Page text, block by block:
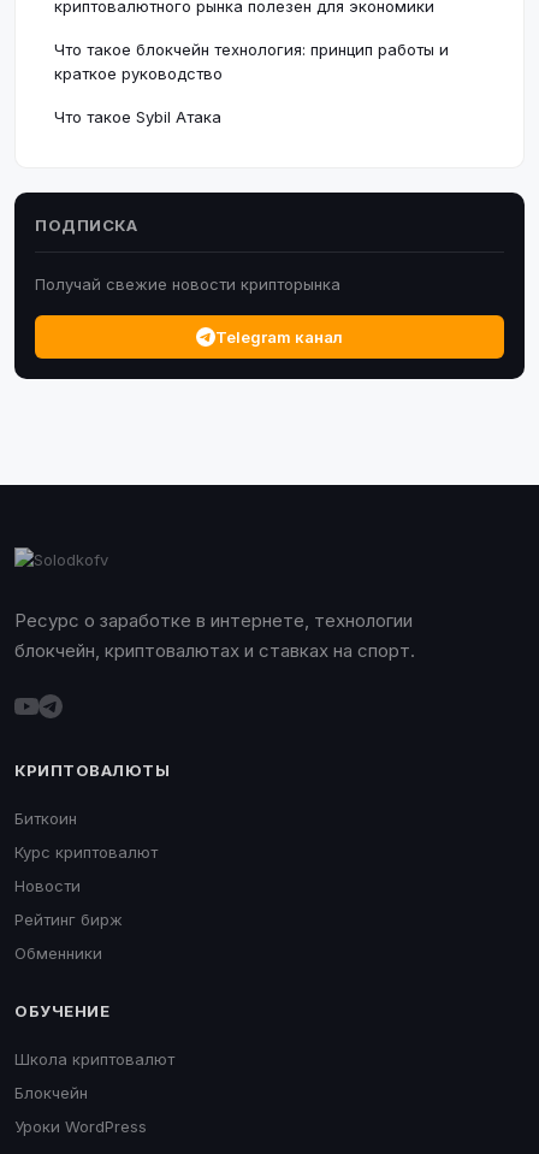
криптовалютного рынка полезен для экономики
Что такое блокчейн технология: принцип работы и
краткое руководство
Что такое Sybil Атака
ПОДПИСКА
Получай свежие новости крипторынка
Telegram канал
Ресурс о заработке в интернете, технологии
блокчейн, криптовалютах и ставках на спорт.
КРИПТОВАЛЮТЫ
Биткоин
Курс криптовалют
Новости
Рейтинг бирж
Обменники
ОБУЧЕНИЕ
Школа криптовалют
Блокчейн
Уроки WordPress